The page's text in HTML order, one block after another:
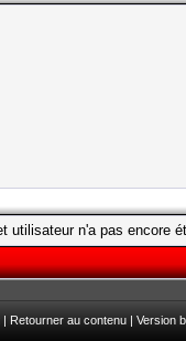
utilisateur n'a pas encore
| Retourner au contenu | Version